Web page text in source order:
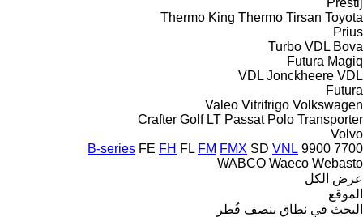
Thermo King Thermo Tirsan Toyota
Prius
Turbo VDL Bova
Futura Magiq
VDL Jonckheere VDL
Futura
Valeo Vitrifrigo Volkswagen
Crafter Golf LT Passat Polo Transporter
Volvo
7700
9900
B-series FE FH FL FM FMX SD VNL
WABCO Waeco Webasto
عرض الكل
الموقع
البحث في نطاق بنصف قُطر